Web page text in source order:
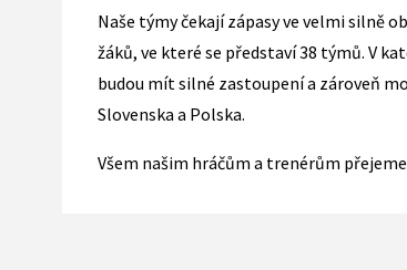
Naše týmy čekají zápasy ve velmi silně
žáků, ve které se představí 38 týmů. V
budou mít silné zastoupení a zároveň
Slovenska a Polska.
Všem našim hráčům a trenérům